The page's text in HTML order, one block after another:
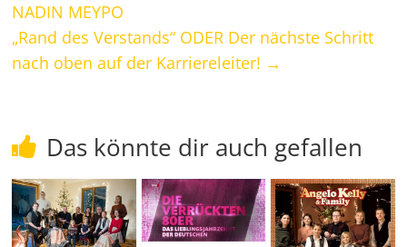
NADIN MEYPO
„Rand des Verstands“ ODER Der nächste Schritt
nach oben auf der Karriereleiter! →
Das könnte dir auch gefallen